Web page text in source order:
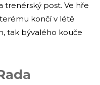
post. Ve hře
končí v létě
tak bývalého kouče